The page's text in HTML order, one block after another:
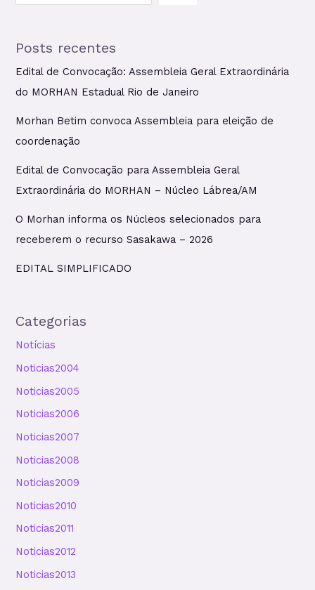
Posts recentes
Edital de Convocação: Assembleia Geral Extraordinária
do MORHAN Estadual Rio de Janeiro
Morhan Betim convoca Assembleia para eleição de
coordenação
Edital de Convocação para Assembleia Geral
Extraordinária do MORHAN – Núcleo Lábrea/AM
O Morhan informa os Núcleos selecionados para
receberem o recurso Sasakawa – 2026
EDITAL SIMPLIFICADO
Categorias
Notícias
Noticias2004
Noticias2005
Noticias2006
Noticias2007
Noticias2008
Noticias2009
Noticias2010
Noticias2011
Noticias2012
Noticias2013